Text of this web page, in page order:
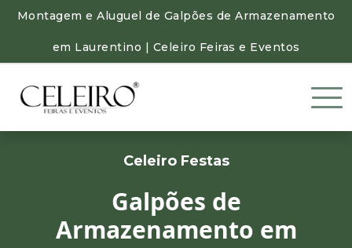
Montagem e Aluguel de Galpões de Armazenamento
em Laurentino | Celeiro Feiras e Eventos
Celeiro Festas
Galpões de
Armazenamento em